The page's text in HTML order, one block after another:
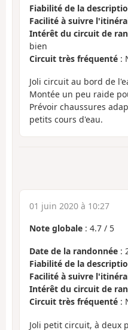
Fiabilité de la
Facilité à suivre
Intérêt du circuit de
bien
Circuit très fréquenté :
Joli circuit au bord de
Montée un peu raide
Prévoir chaussures
petits cours d'eau.
01 juin 2020 à 10:27
Note globale : 4.7 / 5
Date de la randonnée :
Fiabilité de la
Facilité à suivre
Intérêt du circuit de
Circuit très fréquenté :
Joli petit circuit, à deux